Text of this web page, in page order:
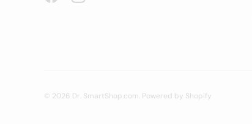
© 2026 Dr. SmartShop.com. Powered by Shopify